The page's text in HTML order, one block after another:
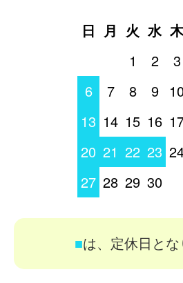
日 月 火 水 木
1
2 3
6
7 8 9
13 14 15 16
20 21 22 23
27 28 29 30
■は、定休日とな